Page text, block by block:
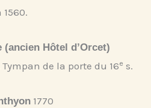
Hôtel d’Orcet)
Tympan de la porte du 16e s.
1770